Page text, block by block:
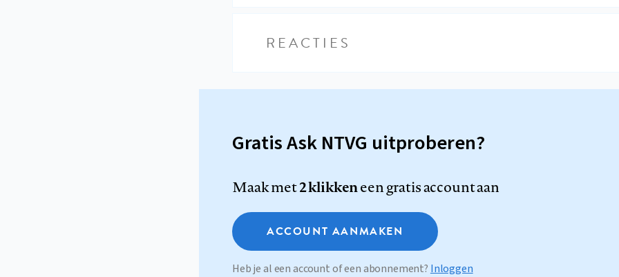
REACTIES
Gratis Ask NTVG uitproberen?
Maak met2 klikkeneen gratis account aan
ACCOUNT AANMAKEN
Heb je al een account of een abonnement? Inloggen